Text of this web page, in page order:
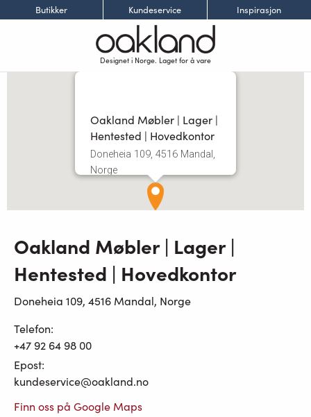
Butikker Kundeservice Inspirasjon
Designet i Norge. Laget for å vare
Oakland Møbler | Lager |
Hentested | Hovedkontor
Doneheia 109, 4516 Mandal,
Norge
Oakland Møbler | Lager |
Hentested | Hovedkontor
Doneheia 109, 4516 Mandal, Norge
Telefon:
+47 92 64 98 00
Epost:
kundeservice@oakland.no
Finn oss på Google Maps